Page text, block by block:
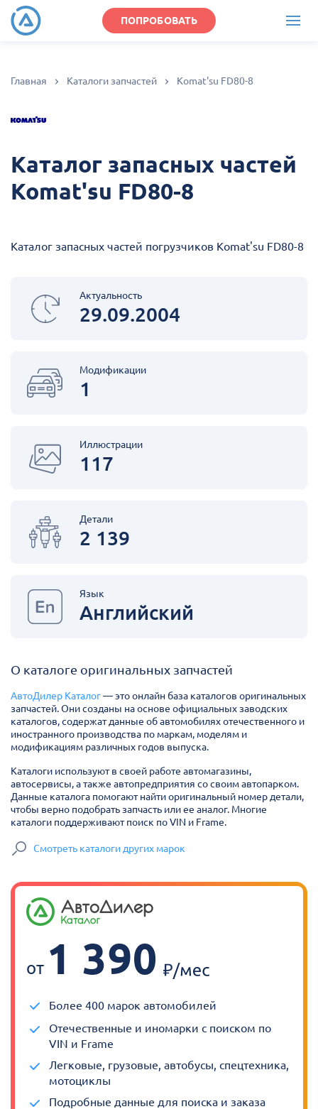
ПОПРОБОВАТЬ
Главная Каталоги запчастей Komat'su FD80-8
Каталог запасных частей
Komat'su FD80-8
Каталог запасных частей погрузчиков Komat'su FD80-8
Актуальность
29.09.2004
Модификации
1
Иллюстрации
117
Детали
2 139
Язык
Английский
О каталоге оригинальных запчастей
АвтоДилер Каталог— это онлайн база каталогов оригинальных
запчастей. Они созданы на основе официальных заводских
каталогов, содержат данные об автомобилях отечественного и
иностранного производства по маркам, моделям и
модификациям различных годов выпуска.
Каталоги используют в своей работе автомагазины,
автосервисы, а также автопредприятия со своим автопарком.
Данные каталога помогают найти оригинальный номер детали,
чтобы верно подобрать запчасть или ее аналог. Многие
каталоги поддерживают поиск по VIN и Frame.
Смотреть каталоги других марок
от 1 390
Более 400 марок автомобилей
Отечественные и иномарки с поиском по
VIN и Frame
Легковые, грузовые, автобусы, спецтехника,
мотоциклы
Подробные данные для поиска и заказа